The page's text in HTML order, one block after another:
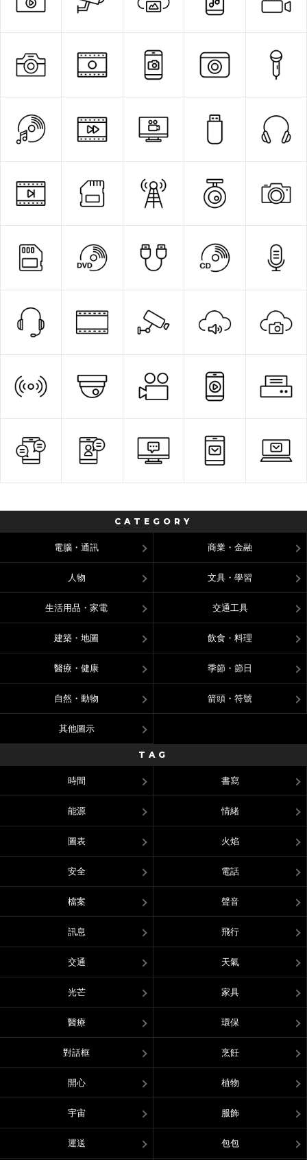
CATEGORY
電腦・通訊 商業・金融
人物 文具・學習
生活用品・家電 交通工具
建築・地圖 飲食・料理
醫療・健康 季節・節日
自然・動物 箭頭・符號
其他圖示
TAG
時間 書寫
能源 情緒
圖表 火焰
安全 電話
檔案 聲音
訊息 飛行
交通 天氣
光芒 家具
醫療 環保
對話框 烹飪
開心 植物
宇宙 服飾
運送 包包